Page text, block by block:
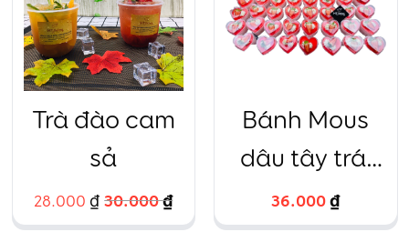
Trà đào cam
sả
28.000 ₫ 30.000₫
Bánh Mous
dâu tây trái
tim nhỏ
36.000₫